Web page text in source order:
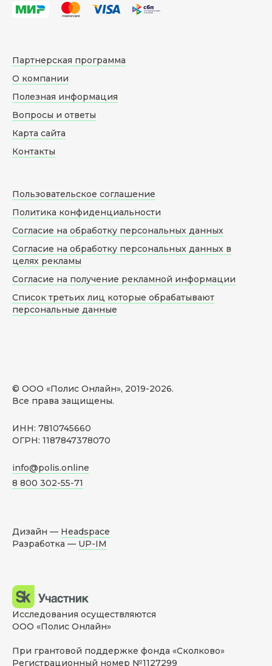
© ООО «Полис Онлайн», 2019-2026.
Все права защищены.
ИНН: 7810745660
ОГРН: 1187847378070
info@polis.online
8 800 302-55-71
Партнерская программа
О компании
Полезная информация
Вопросы и ответы
Карта сайта
Контакты
Пользовательское соглашение
Политика конфиденциальности
Согласие на обработку персональных данных
Согласие на обработку персональных данных в
целях рекламы
Согласие на получение рекламной информации
Список третьих лиц которые обрабатывают
персональные данные
Дизайн — Headspace
Разработка — UP-IM
Исследования осуществляются
ООО «Полис Онлайн»
При грантовой поддержке фонда «Сколково»
Регистрационный номер №1127299